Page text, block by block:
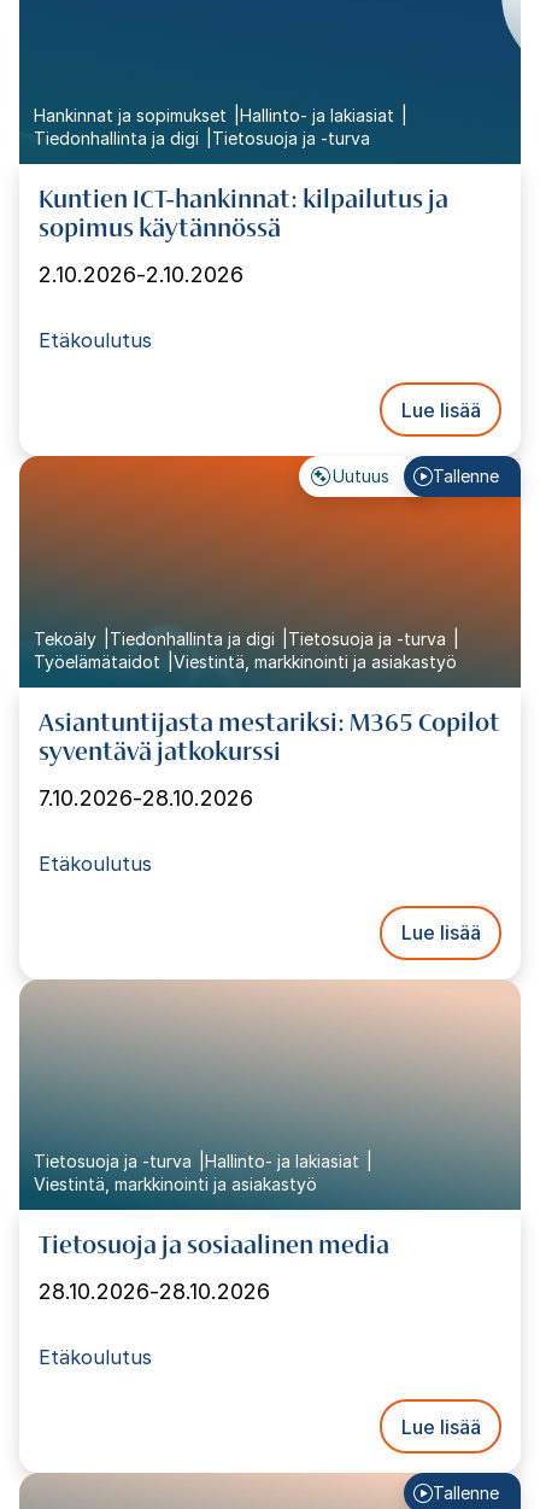
Hankinnat ja sopimukset
Hallinto- ja lakiasiat
Tiedonhallinta ja digi
Tietosuoja ja -turva
Kuntien ICT-hankinnat: kilpailutus ja
sopimus käytännössä
2.10.2026-2.10.2026
Etäkoulutus
Lue lisää
Uutuus Tallenne
Tekoäly Tiedonhallinta ja digi
Tietosuoja ja -turva
Työelämätaidot
Viestintä, markkinointi ja asiakastyö
Asiantuntijasta mestariksi: M365 Copilot
syventävä jatkokurssi
7.10.2026-28.10.2026
Etäkoulutus
Lue lisää
Tietosuoja ja -turva
Hallinto- ja lakiasiat
Viestintä, markkinointi ja asiakastyö
Tietosuoja ja sosiaalinen media
28.10.2026-28.10.2026
Etäkoulutus
Lue lisää
Tallenne